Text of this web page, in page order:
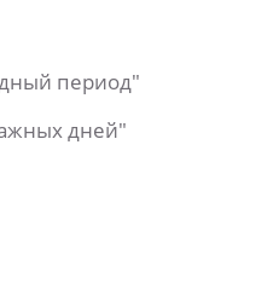
период"
дней"